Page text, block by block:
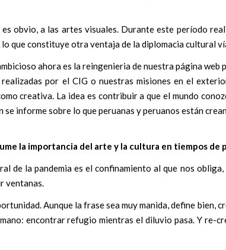
obvio, a las artes visuales. Durante este período
que constituye otra ventaja de la diplomacia cultural
ahora es la reingenieria de nuestra página
por el CIG o nuestras misiones en el
creativa. La idea es contribuir a que el mundo
se informe sobre lo que peruanas y peruanos están
la importancia del arte y la cultura en tiempos de
de la pandemia es el confinamiento al que nos
ventanas.
Aunque la frase sea muy manida, define bien,
encontrar refugio mientras el diluvio pasa. Y re-